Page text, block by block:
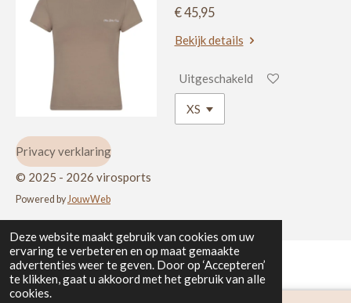
Deze website maakt gebruik van cookies om uw
ervaring te verbeteren en op maat gemaakte
advertenties weer te geven. Door op ‘Accepteren’
te klikken, gaat u akkoord met het gebruik van alle
cookies.
€ 45,95
Bekijk details
Uitgeschakeld
Privacy verklaring
© 2025 - 2026 virosports
Powered byJouwWeb